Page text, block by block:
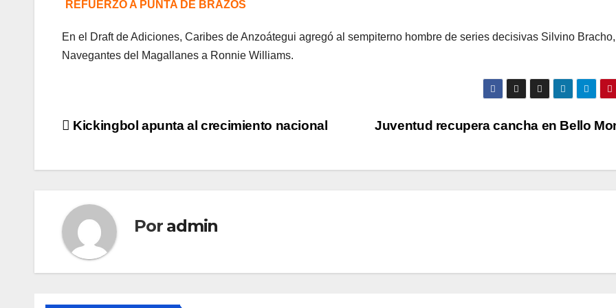
REFUERZO A PUNTA DE BRAZOS
En el Draft de Adiciones, Caribes de Anzoátegui agregó al sempiterno hombre de series decisivas Silvino
Navegantes del Magallanes a Ronnie Williams.
Navegación
Juventud recupera cancha en Bello
Kickingbol apunta al crecimiento nacional
Por admin